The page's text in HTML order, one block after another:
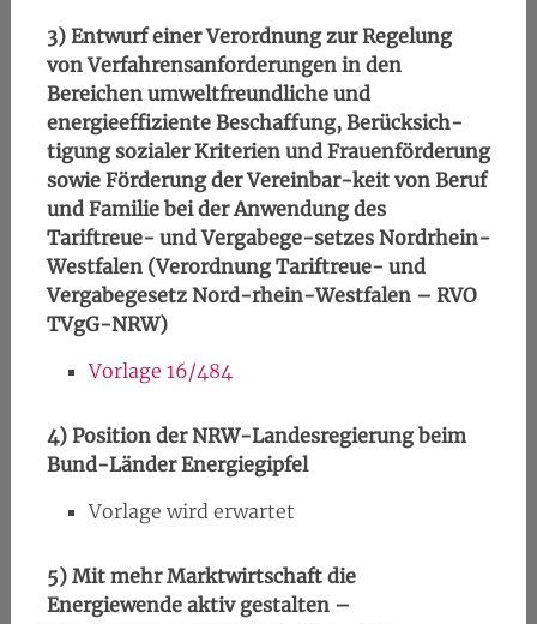
3) Entwurf einer Verordnung zur Regelung
von Verfahrensanforderungen in den
Bereichen umweltfreundliche und
energieeffiziente Beschaffung, Berücksich-
tigung sozialer Kriterien und Frauenförderung
sowie Förderung der Vereinbar-keit von Beruf
und Familie bei der Anwendung des
Tariftreue- und Vergabege-setzes Nordrhein-
Westfalen (Verordnung Tariftreue- und
Vergabegesetz Nord-rhein-Westfalen – RVO
TVgG-NRW)
Vorlage 16/484
4) Position der NRW-Landesregierung beim
Bund-Länder Energiegipfel
Vorlage wird erwartet
5) Mit mehr Marktwirtschaft die
Energiewende aktiv gestalten –